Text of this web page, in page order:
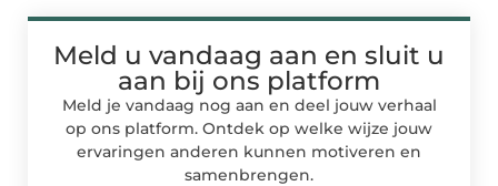
Meld u vandaag aan en sluit u
aan bij ons platform
Meld je vandaag nog aan en deel jouw verhaal
op ons platform. Ontdek op welke wijze jouw
ervaringen anderen kunnen motiveren en
samenbrengen.